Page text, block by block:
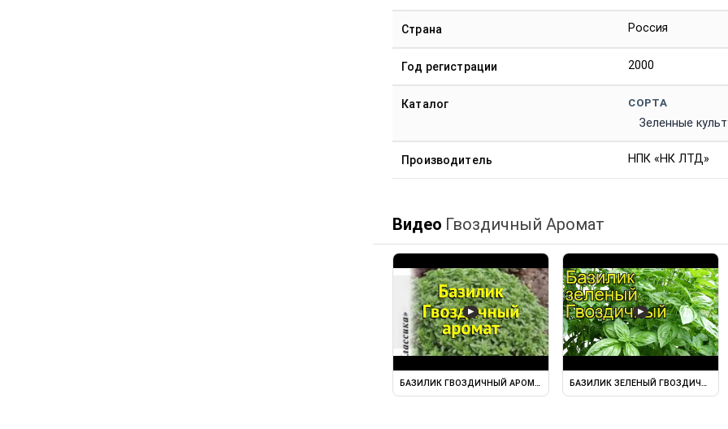
Страна Россия
Год регистрации 2000
Каталог СОРТА
Зеленные
Производитель НПК «НК ЛТД»
Видео Гвоздичный Аромат
▶
БАЗИЛИК ГВОЗДИЧНЫЙ АРОМАТ (БАЗИЛИК). КРАТКИЙ ОБЗОР ...
▶
БАЗИЛИК ЗЕЛЕНЫЙ ГВОЗДИЧНЫЙ